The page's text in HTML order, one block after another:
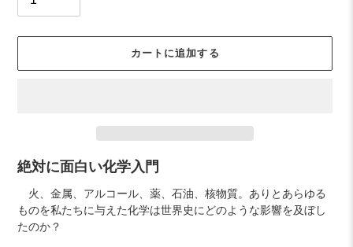
カートに追加する
カ
に
商
絶対に面白い化学入門
火、金属、アルコール、薬、石油、核物質。ありとあらゆる
ものを私たちに与えた化学は世界史にどのような影響を及ぼし
たのか？